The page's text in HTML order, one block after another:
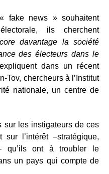
fake news » souhaitent
ils cherchent
davantage la société
des électeurs dans le
dans un récent
Tov, chercheurs à l’Institut
nationale, un centre de
sur les instigateurs de ces
l’intérêt –stratégique,
qu’ils ont à troubler le
un pays qui compte de